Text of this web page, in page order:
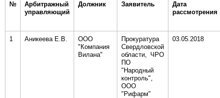
№
Арбитражный
управляющий
Должник Заявитель
Дата
рассмотрения
1 Аникеева Е.В.
ООО
"Компания
Вилана"
Прокуратура
Свердловской
области, ЧРО
ПО
"Народный
контроль",
ООО
"Рифарм"
03.05.2018